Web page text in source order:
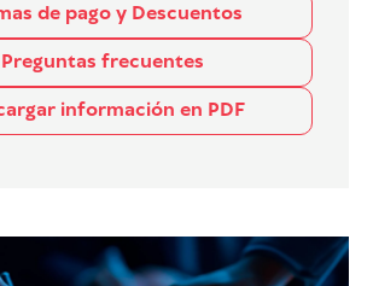
de pago y Descuentos
Preguntas frecuentes
información en PDF